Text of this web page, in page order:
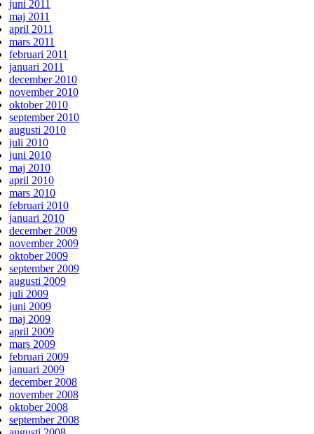
juni 2011
maj 2011
april 2011
mars 2011
februari 2011
januari 2011
december 2010
november 2010
oktober 2010
september 2010
augusti 2010
juli 2010
juni 2010
maj 2010
april 2010
mars 2010
februari 2010
januari 2010
december 2009
november 2009
oktober 2009
september 2009
augusti 2009
juli 2009
juni 2009
maj 2009
april 2009
mars 2009
februari 2009
januari 2009
december 2008
november 2008
oktober 2008
september 2008